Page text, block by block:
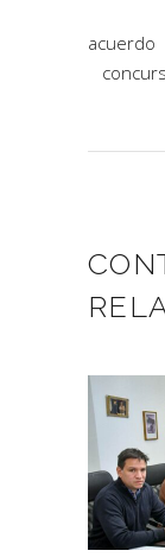
acuerdo